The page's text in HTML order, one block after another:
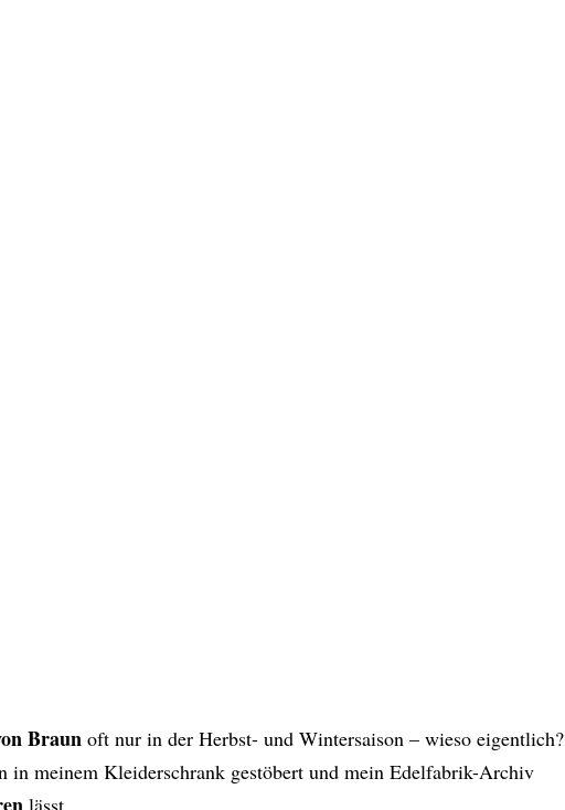
Braun oft nur in der Herbst- und Wintersaison – wieso eigentlich?
in meinem Kleiderschrank gestöbert und mein Edelfabrik-Archiv